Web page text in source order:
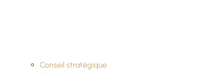
Conseil stratégique